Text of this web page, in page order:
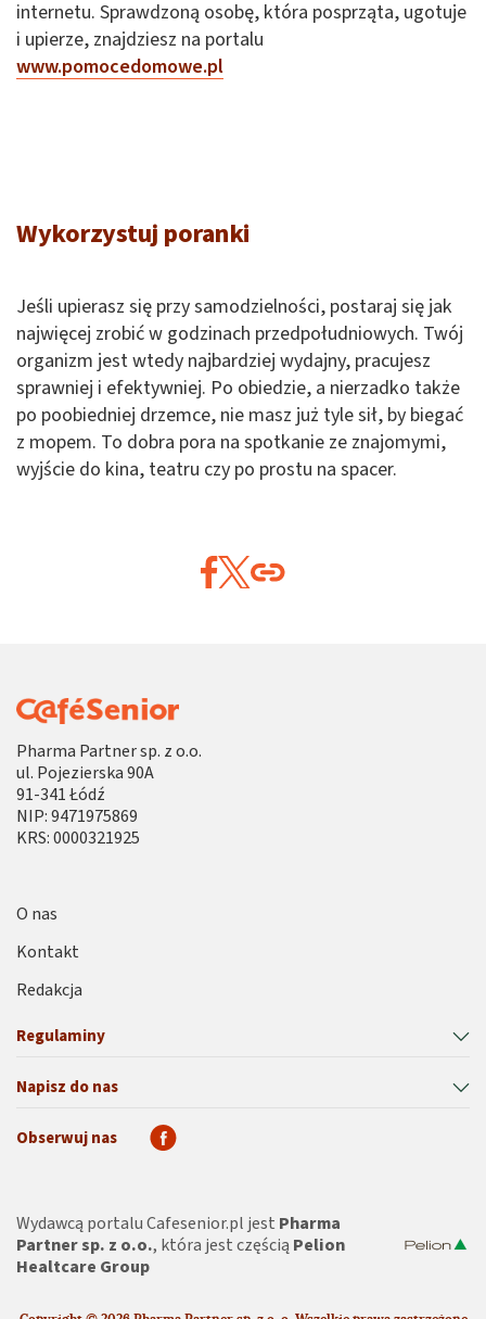
internetu. Sprawdzoną osobę, która posprząta, ugotuje
i upierze, znajdziesz na portalu
www.pomocedomowe.pl
Wykorzystuj poranki
Jeśli upierasz się przy samodzielności, postaraj się jak
najwięcej zrobić w godzinach przedpołudniowych. Twój
organizm jest wtedy najbardziej wydajny, pracujesz
sprawniej i efektywniej. Po obiedzie, a nierzadko także
po poobiedniej drzemce, nie masz już tyle sił, by biegać
z mopem. To dobra pora na spotkanie ze znajomymi,
wyjście do kina, teatru czy po prostu na spacer.
Pharma Partner sp. z o.o.
ul. Pojezierska 90A
91-341 Łódź
NIP: 9471975869
KRS: 0000321925
Regulaminy
Napisz do nas
O nas
Kontakt
Redakcja
Obserwuj nas
Wydawcą portalu Cafesenior.pl jest Pharma
Partner sp. z o.o., która jest częścią Pelion
Healtcare Group